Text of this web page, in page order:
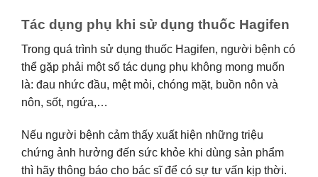
Tác dụng phụ khi sử dụng thuốc Hagifen
Trong quá trình sử dụng thuốc Hagifen, người bệnh có
thể gặp phải một số tác dụng phụ không mong muốn
là: đau nhức đầu, mệt mỏi, chóng mặt, buồn nôn và
nôn, sốt, ngứa,…
Nếu người bệnh cảm thấy xuất hiện những triệu
chứng ảnh hưởng đến sức khỏe khi dùng sản phẩm
thì hãy thông báo cho bác sĩ để có sự tư vấn kịp thời.